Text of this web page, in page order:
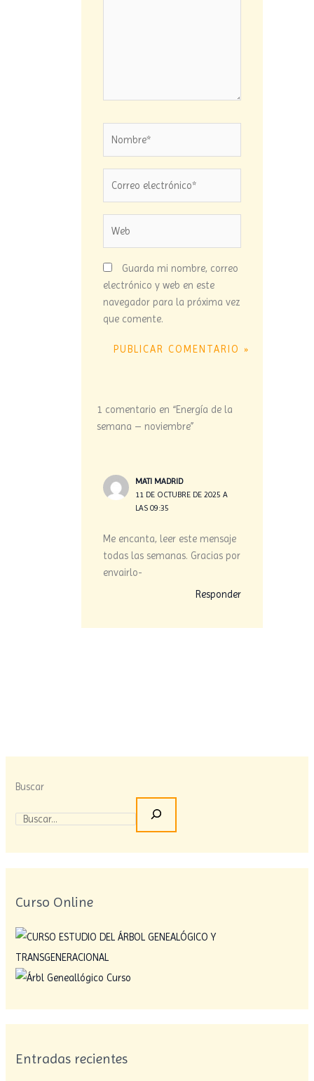
Guarda mi nombre, correo
electrónico y web en este
navegador para la próxima vez
que comente.
1 comentario en “Energía de la
semana – noviembre”
MATI MADRID
11 DE OCTUBRE DE 2025 A
LAS 09:35
Me encanta, leer este mensaje
todas las semanas. Gracias por
envairlo-
Responder
Buscar
Curso Online
Entradas recientes